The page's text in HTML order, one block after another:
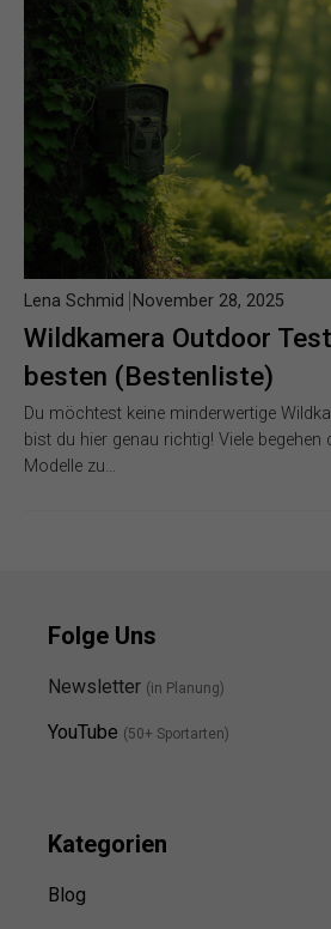
Wildkamera Outdoor
besten (Bestenliste)
Lena Schmid November 28, 2025
Du möchtest keine minderwertige
bist du hier genau richtig! Viele begehen
Modelle zu…
Folge Uns
Newsletter (in Planung)
YouTube (50+ Sportarten)
Kategorien
Blog